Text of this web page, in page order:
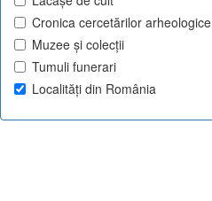
Cronica cercetărilor arheologice
Muzee și colecții
Tumuli funerari
Localități din România